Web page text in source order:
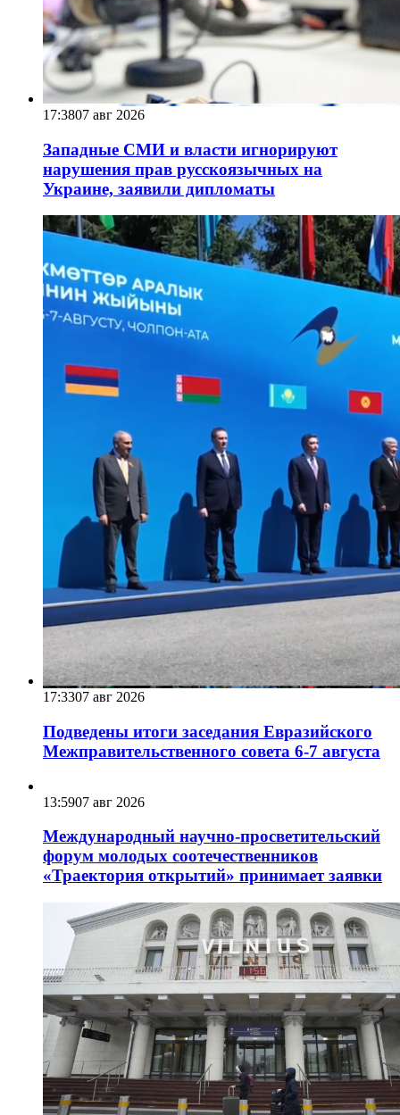
17:3807 авг 2026
Западные СМИ и власти игнорируют
нарушения прав русскоязычных на
Украине, заявили дипломаты
17:3307 авг 2026
Подведены итоги заседания Евразийского
Межправительственного совета 6-7 августа
13:5907 авг 2026
Международный научно-просветительский
форум молодых соотечественников
«Траектория открытий» принимает заявки